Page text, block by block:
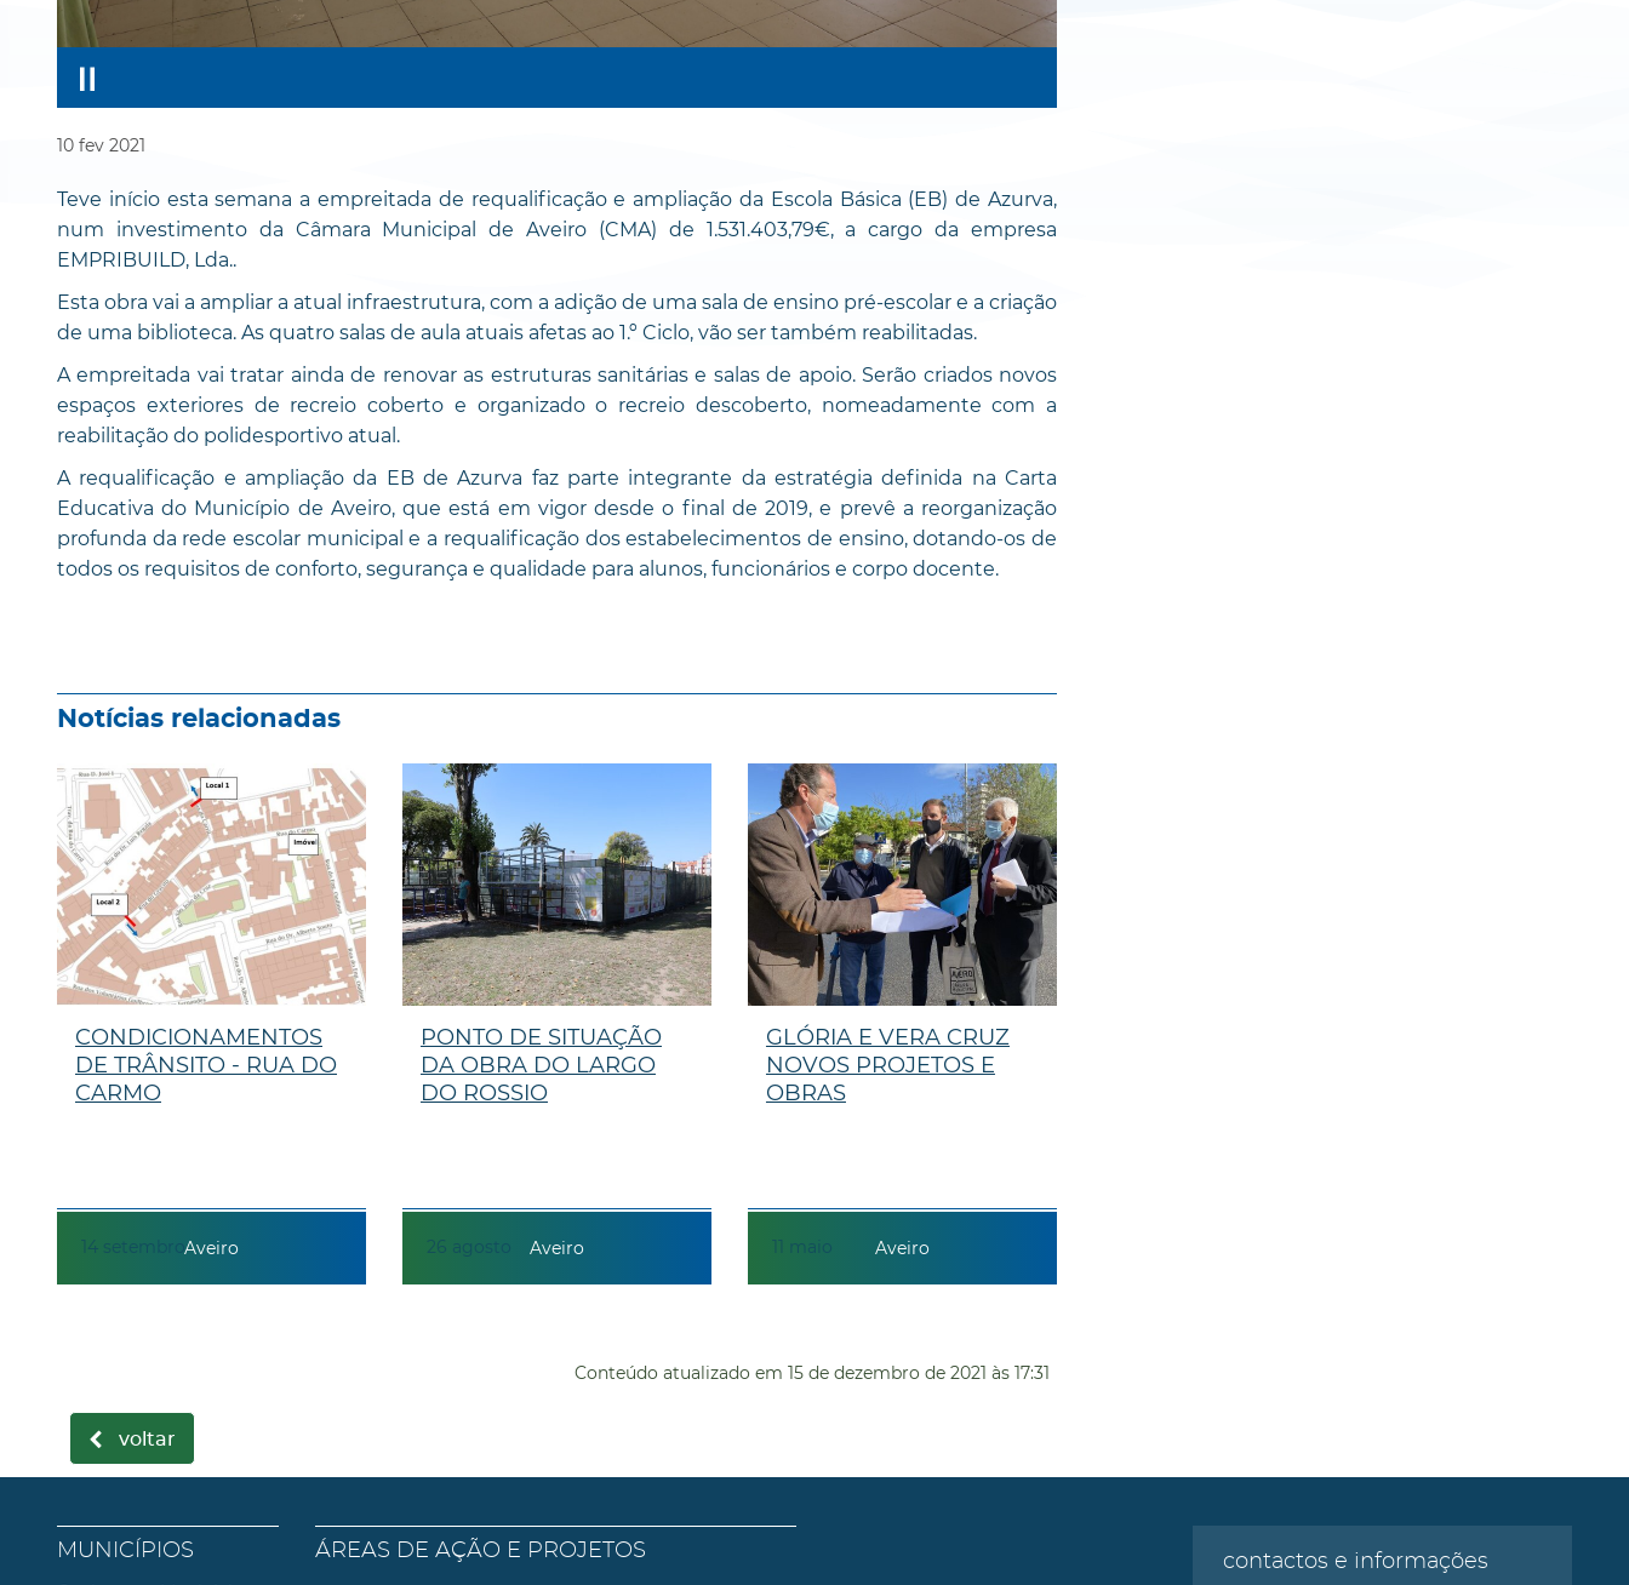
10 fev 2021
Teve início esta semana a empreitada de requalificação e ampliação da Escola Básica (EB) de Azurva,
num investimento da Câmara Municipal de Aveiro (CMA) de 1.531.403,79€, a cargo da empresa
EMPRIBUILD, Lda..
Esta obra vai a ampliar a atual infraestrutura, com a adição de uma sala de ensino pré-escolar e a criação
de uma biblioteca. As quatro salas de aula atuais afetas ao 1.º Ciclo, vão ser também reabilitadas.
A empreitada vai tratar ainda de renovar as estruturas sanitárias e salas de apoio. Serão criados novos
espaços exteriores de recreio coberto e organizado o recreio descoberto, nomeadamente com a
reabilitação do polidesportivo atual.
A requalificação e ampliação da EB de Azurva faz parte integrante da estratégia definida na Carta
Educativa do Município de Aveiro, que está em vigor desde o final de 2019, e prevê a reorganização
profunda da rede escolar municipal e a requalificação dos estabelecimentos de ensino, dotando-os de
todos os requisitos de conforto, segurança e qualidade para alunos, funcionários e corpo docente.
Notícias relacionadas
14 setembro
CONDICIONAMENTOS
DE TRÂNSITO - RUA DO
CARMO
Aveiro 26 agosto
PONTO DE SITUAÇÃO
DA OBRA DO LARGO
DO ROSSIO
Aveiro 11 maio
GLÓRIA E VERA CRUZ
NOVOS PROJETOS E
OBRAS
Aveiro
Conteúdo atualizado em 15 de dezembro de 2021 às 17:31
voltar
MUNICÍPIOS
ÁREAS DE AÇÃO E PROJETOS contactos e informações